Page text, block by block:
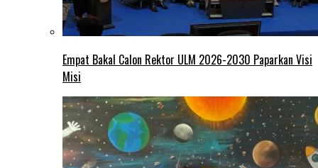
Empat Bakal Calon Rektor ULM 2026-2030 Paparkan Visi
Misi